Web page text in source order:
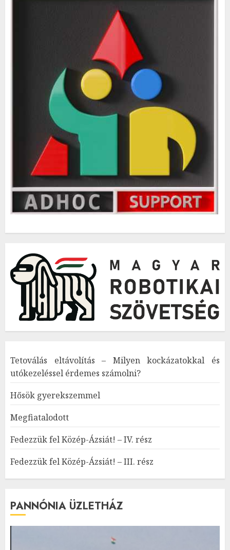
Tetoválás eltávolítás – Milyen kockázatokkal és
utókezeléssel érdemes számolni?
Hősök gyerekszemmel
Megfiatalodott
Fedezzük fel Közép-Ázsiát! – IV. rész
Fedezzük fel Közép-Ázsiát! – III. rész
PANNÓNIA ÜZLETHÁZ